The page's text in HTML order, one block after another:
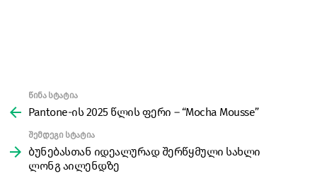
more
წინა სტატია
Pantone-ის 2025 წლის ფერი – “Mocha Mousse”
შემდეგი სტატია
ბუნებასთან იდეალურად შერწყმული სახლი
ლონგ აილენდზე